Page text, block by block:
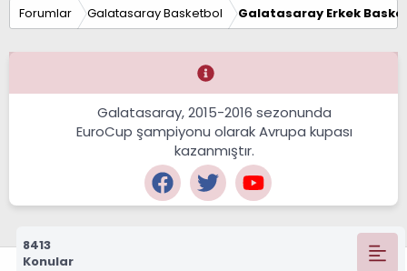
Forumlar Galatasaray Basketbol Galatasaray Erkek
Galatasaray, 2015-2016 sezonunda
EuroCup şampiyonu olarak Avrupa kupası
kazanmıştır.
8413
Konular